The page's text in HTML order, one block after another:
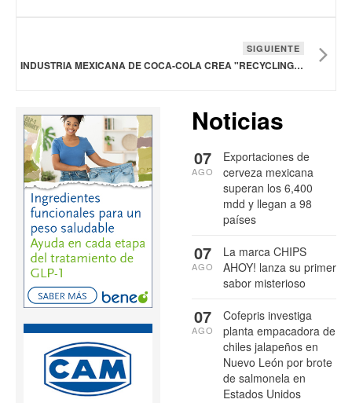
SIGUIENTE
INDUSTRIA MEXICANA DE COCA‑COLA CREA "RECYCLING MASTER TYCOON” Y LLEVA LA EXPERIENCIA DE RECICLAJE AL UNIVERSO DIGITAL
Noticias
Exportaciones de
cerveza mexicana
superan los 6,400
mdd y llegan a 98
países
07
AGO
La marca CHIPS
AHOY! lanza su primer
sabor misterioso
07
AGO
Cofepris investiga
planta empacadora de
chiles jalapeños en
Nuevo León por brote
de salmonela en
Estados Unidos
07
AGO